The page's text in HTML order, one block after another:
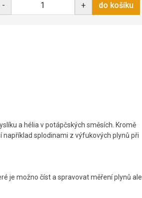
- + do košíku
a hélia v potápčských směsích. Kromě
splodinami z výfukových plynů při
je možno číst a spravovat měření plynů ale